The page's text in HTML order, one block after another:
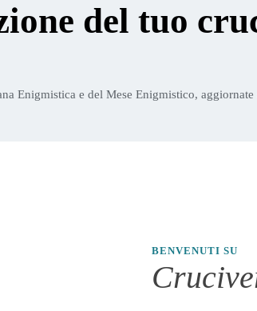
del tuo
Enigmistica e del Mese Enigmistico, aggiornate
BENVENUTI SU